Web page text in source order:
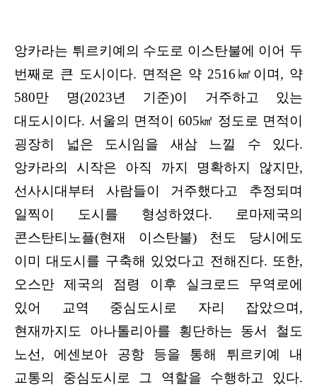
앙카라는 튀르키예의 수도로 이스탄불에 이어 두
번째로 큰 도시이다. 면적은 약 2516㎢이며, 약
580만 명(2023년 기준)이 거주하고 있는
대도시이다. 서울의 면적이 605㎢ 정도로 면적이
굉장히 넓은 도시임을 새삼 느낄 수 있다.
앙카라의 시작은 아직 까지 명확하지 않지만,
선사시대부터 사람들이 거주했다고 추정되며
일찍이 도시를 형성하였다. 로마제국의
콘스탄티노플(현재 이스탄불) 천도 당시에도
이미 대도시를 구축해 있었다고 전해진다. 또한,
오스만 제국의 점령 이후 실크로드 무역로에
있어 교역 중심도시로 자리 잡았으며,
현재까지도 아나톨리아를 횡단하는 동서 철도
노선, 에센보아 공항 등을 통해 튀르키예 내
교통의 중심도시로 그 역할을 수행하고 있다.